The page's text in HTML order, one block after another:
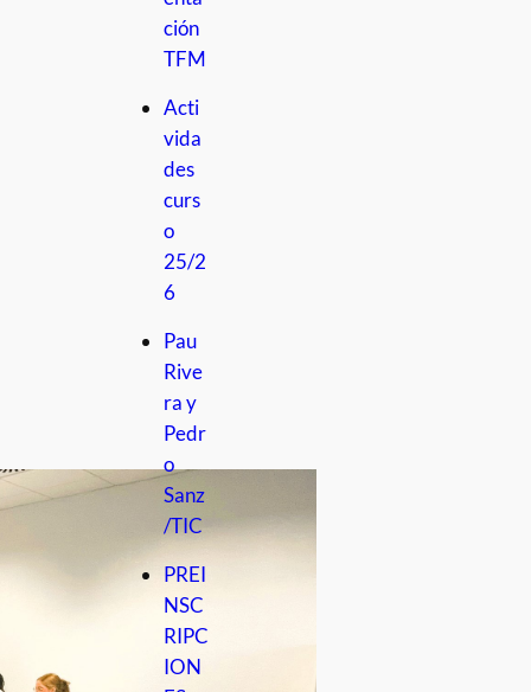
ción
TFM
Acti
vida
des
curs
o
25/2
6
Pau
Rive
ra y
Pedr
o
Sanz
/TIC
PREI
NSC
RIPC
ION